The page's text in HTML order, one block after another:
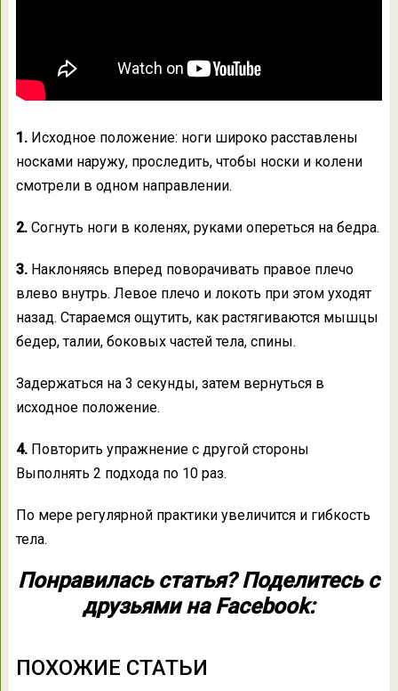
1.Исходное положение: ноги широко расставлены
носками наружу, проследить, чтобы носки и колени
смотрели в одном направлении.
2.Согнуть ноги в коленях, руками опереться на бедра.
3. Наклоняясь вперед поворачивать правое плечо
влево внутрь. Левое плечо и локоть при этом уходят
назад. Стараемся ощутить, как растягиваются мышцы
бедер, талии, боковых частей тела, спины.
Задержаться на 3 секунды, затем вернуться в
исходное положение.
4.Повторить упражнение с другой стороны
Выполнять 2 подхода по 10 раз.
По мере регулярной практики увеличится и гибкость
тела.
Понравилась статья? Поделитесь с
друзьями на Facebook:
ПОХОЖИЕ СТАТЬИ